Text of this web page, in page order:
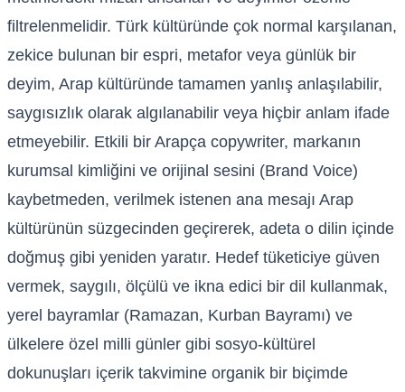
filtrelenmelidir. Türk kültüründe çok normal karşılanan,
zekice bulunan bir espri, metafor veya günlük bir
deyim, Arap kültüründe tamamen yanlış anlaşılabilir,
saygısızlık olarak algılanabilir veya hiçbir anlam ifade
etmeyebilir. Etkili bir Arapça copywriter, markanın
kurumsal kimliğini ve orijinal sesini (Brand Voice)
kaybetmeden, verilmek istenen ana mesajı Arap
kültürünün süzgecinden geçirerek, adeta o dilin içinde
doğmuş gibi yeniden yaratır. Hedef tüketiciye güven
vermek, saygılı, ölçülü ve ikna edici bir dil kullanmak,
yerel bayramlar (Ramazan, Kurban Bayramı) ve
ülkelere özel milli günler gibi sosyo-kültürel
dokunuşları içerik takvimine organik bir biçimde